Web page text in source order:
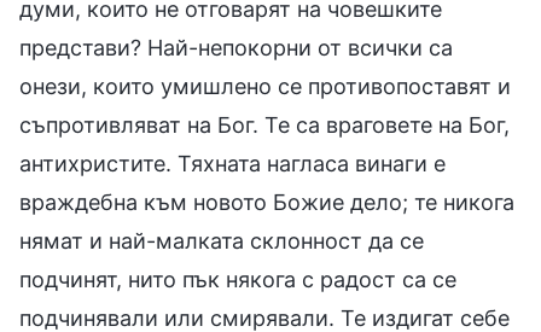
думи, които не отговарят на човешките
представи? Най-непокорни от всички са
онези, които умишлено се противопоставят и
съпротивляват на Бог. Те са враговете на Бог,
антихристите. Тяхната нагласа винаги е
враждебна към новото Божие дело; те никога
нямат и най-малката склонност да се
подчинят, нито пък някога с радост са се
подчинявали или смирявали. Те издигат себе